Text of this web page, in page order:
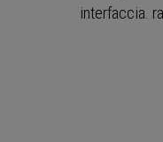
interfaccia.